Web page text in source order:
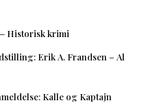
Historisk krimi
Erik A. Frandsen – Al
Kalle og Kaptajn